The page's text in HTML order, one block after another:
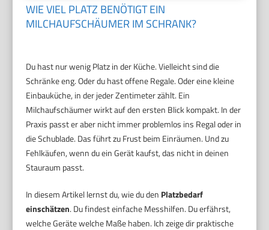
WIE VIEL PLATZ BENÖTIGT EIN
MILCHAUFSCHÄUMER IM SCHRANK?
Du hast nur wenig Platz in der Küche. Vielleicht sind die
Schränke eng. Oder du hast offene Regale. Oder eine kleine
Einbauküche, in der jeder Zentimeter zählt. Ein
Milchaufschäumer wirkt auf den ersten Blick kompakt. In der
Praxis passt er aber nicht immer problemlos ins Regal oder in
die Schublade. Das führt zu Frust beim Einräumen. Und zu
Fehlkäufen, wenn du ein Gerät kaufst, das nicht in deinen
Stauraum passt.
In diesem Artikel lernst du, wie du den Platzbedarf
einschätzen. Du findest einfache Messhilfen. Du erfährst,
welche Geräte welche Maße haben. Ich zeige dir praktische